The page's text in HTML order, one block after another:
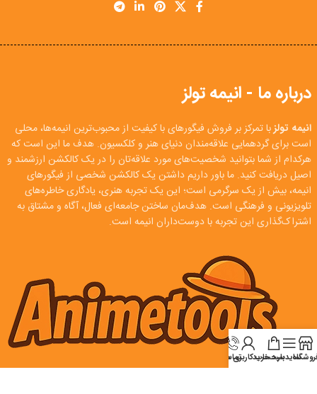
درباره ما - انیمه تولز
انیمه تولزبا تمرکز بر فروش فیگورهای با کیفیت از محبوب‌ترین انیمه‌ها، محلی
است برای گردهمایی علاقه‌مندان دنیای هنر و کلکسیون. هدف ما این است که
هرکدام از شما بتوانید شخصیت‌های مورد علاقه‌تان را در یک کالکشن ارزشمند و
اصیل دریافت کنید. ما باور داریم داشتن یک کالکشن شخصی از فیگورهای
انیمه، بیش از یک سرگرمی است؛ این یک تجربه هنری، یادگاری خاطره‌های
تلویزیونی و فرهنگی است. هدف‌مان ساختن جامعه‌ای فعال، آگاه و مشتاق به
اشتراک‌گذاری این تجربه با دوست‌داران انیمه است.
سایدبارسبد خرید
حساب کاربری من
تماس